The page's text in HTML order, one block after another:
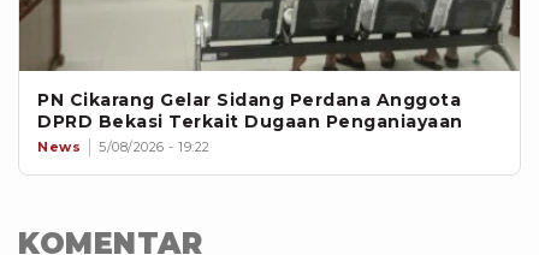
PN Cikarang Gelar Sidang Perdana Anggota
DPRD Bekasi Terkait Dugaan Penganiayaan
News 5/08/2026 - 19:22
KOMENTAR